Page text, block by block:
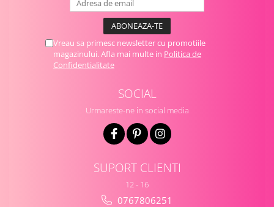
Vreau sa primesc newsletter cu promotiile
magazinului. Afla mai multe in Politica de
Confidentialitate
SOCIAL
Urmareste-ne in social media
SUPORT CLIENTI
12 - 16
0767806251